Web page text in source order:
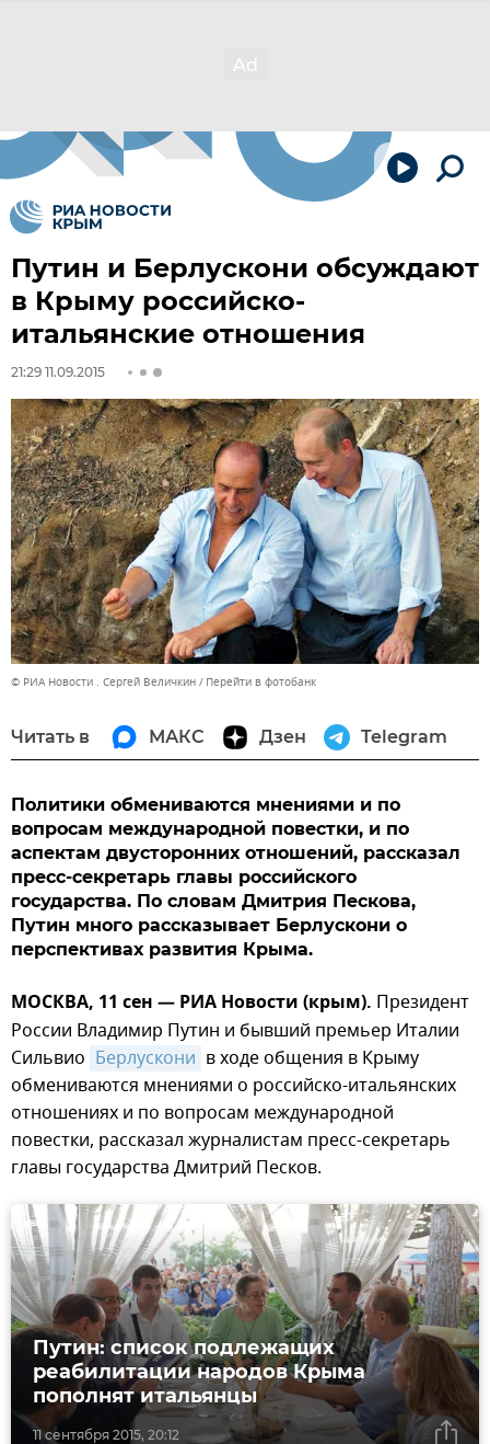
Путин и Берлускони обсуждают
в Крыму российско-
итальянские отношения
21:29 11.09.2015
© РИА Новости . Сергей Величкин Перейти в фотобанк
Читать в МАКС Дзен Telegram
Политики обмениваются мнениями и по
вопросам международной повестки, и по
аспектам двусторонних отношений, рассказал
пресс-секретарь главы российского
государства. По словам Дмитрия Пескова,
Путин много рассказывает Берлускони о
перспективах развития Крыма.
МОСКВА, 11 сен — РИА Новости (крым). Президент
России Владимир Путин и бывший премьер Италии
Сильвио Берлускони в ходе общения в Крыму
обмениваются мнениями о российско-итальянских
отношениях и по вопросам международной
повестки, рассказал журналистам пресс-секретарь
главы государства Дмитрий Песков.
11 сентября 2015, 20:12
Путин: список подлежащих
реабилитации народов Крыма
пополнят итальянцы